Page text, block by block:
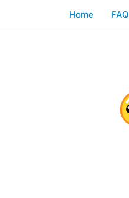
Home FAQ